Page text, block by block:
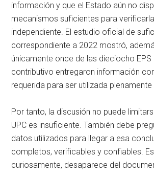
información y que el Estado aún no
mecanismos suficientes para
independiente. El estudio oficial de
correspondiente a 2022 mostró,
únicamente once de las dieciocho EPS
contributivo entregaron información
requerida para ser utilizada
Por tanto, la discusión no puede
UPC es insuficiente. También debe
datos utilizados para llegar a esa
completos, verificables y confiables.
curiosamente, desaparece del